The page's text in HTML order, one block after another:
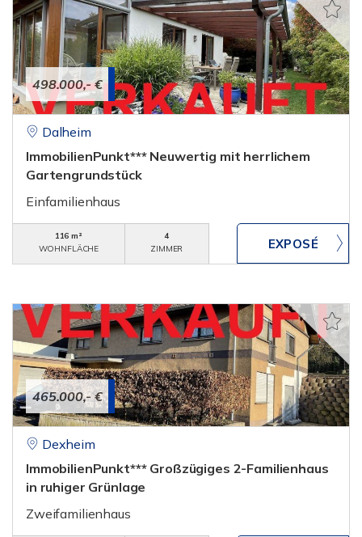
498.000,- €
Dalheim
ImmobilienPunkt*** Neuwertig mit herrlichem
Gartengrundstück
Einfamilienhaus
116 m²
WOHNFLÄCHE
4
ZIMMER
465.000,- €
Dexheim
ImmobilienPunkt*** Großzügiges 2-Familienhaus
in ruhiger Grünlage
Zweifamilienhaus